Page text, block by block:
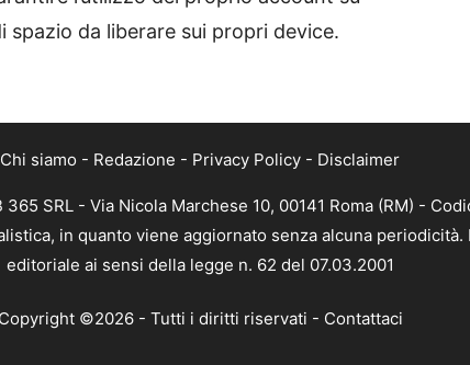
da liberare sui propri device.
Chi siamo - Redazione - Privacy Policy - Disclaimer
SRL - Via Nicola Marchese 10, 00141 Roma (RM) -
in quanto viene aggiornato senza alcuna
editoriale ai sensi della legge n. 62 del 07.03.2001
Copyright ©2026 - Tutti i diritti riservati - Contattaci